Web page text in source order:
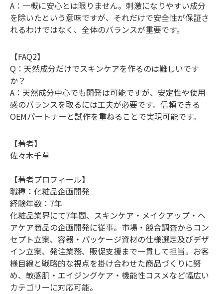
A：一概に安心とは限りません。刺激になりやすい成分
を除いたという意味ですが、それだけで安全性が保証さ
れるわけではなく、全体のバランスが重要です。
【FAQ2】
Q：天然成分だけでスキンケアを作るのは難しいです
か？
A：天然成分中心でも開発は可能ですが、安定性や使用
感のバランスを取るには工夫が必要です。信頼できる
OEMパートナーと試作を重ねることで実現可能です。
【著者】
佐々木千草
【著者プロフィール】
職種：化粧品企画開発
経験年数：7年
化粧品業界にて7年間、スキンケア・メイクアップ・ヘ
アケア商品の企画開発に従事。市場・競合調査からコン
セプト立案、容器・パッケージ資材の仕様選定及びデザ
イン立案、発注業務、販促支援まで一貫して担当。お客
様目線と戦略的な視点を掛け合わせた商品づくりに努
め、敏感肌・エイジングケア・機能性コスメなど幅広い
カテゴリーに対応可能。